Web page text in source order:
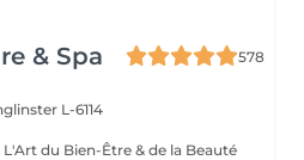
& Spa
578
L-6114
L'Art du Bien-Être & de la Beauté